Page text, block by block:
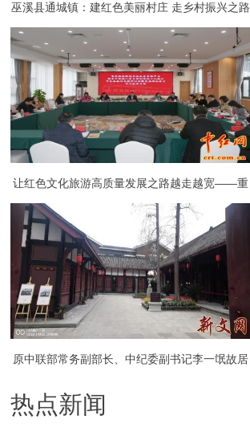
巫溪县通城镇：建红色美丽村庄 走乡村振兴之路
让红色文化旅游高质量发展之路越走越宽——重
庆红岩联线文化发展管理中心举办学习贯彻党的
十九届六中全会精神专题研讨班
原中联部常务副部长、中纪委副书记李一氓故居
热点新闻